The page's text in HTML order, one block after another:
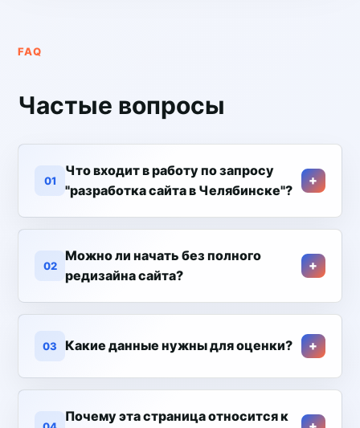
FAQ
Частые вопросы
01
Что входит в работу по запросу
"разработка сайта в Челябинске"?
02
Можно ли начать без полного
редизайна сайта?
03 Какие данные нужны для оценки?
Почему эта страница относится к